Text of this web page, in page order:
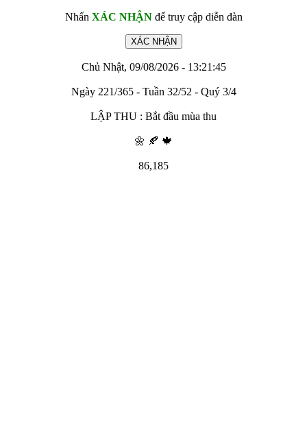
Nhấn XÁC NHẬNđể truy cập diễn đàn
Chủ Nhật, 09/08/2026 - 13:21:45
Ngày 221/365 - Tuần 32/52 - Quý 3/4
LẬP THU : Bắt đầu mùa thu
🌼 🍂 🍁
86,185